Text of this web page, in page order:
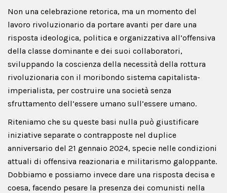
Non una celebrazione retorica, ma un momento del
lavoro rivoluzionario da portare avanti per dare una
risposta ideologica, politica e organizzativa all’offensiva
della classe dominante e dei suoi collaboratori,
sviluppando la coscienza della necessità della rottura
rivoluzionaria con il moribondo sistema capitalista-
imperialista, per costruire una società senza
sfruttamento dell’essere umano sull’essere umano.
Riteniamo che su queste basi nulla può giustificare
iniziative separate o contrapposte nel duplice
anniversario del 21 gennaio 2024, specie nelle condizioni
attuali di offensiva reazionaria e militarismo galoppante.
Dobbiamo e possiamo invece dare una risposta decisa e
coesa, facendo pesare la presenza dei comunisti nella